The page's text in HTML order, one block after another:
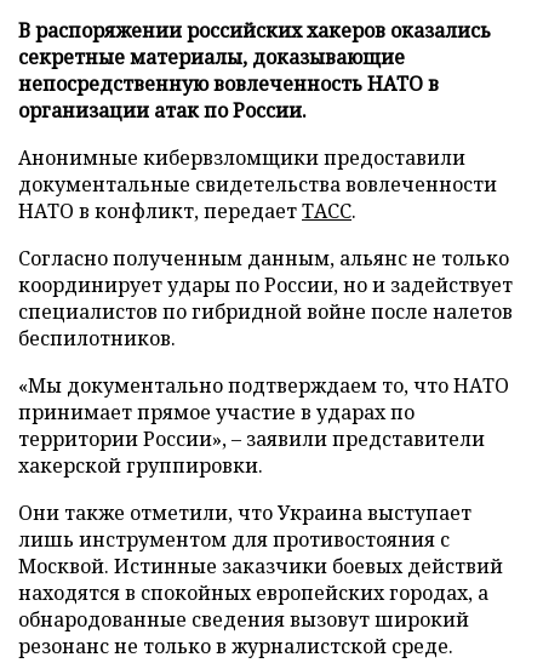
В распоряжении российских хакеров оказались
секретные материалы, доказывающие
непосредственную вовлеченность НАТО в
организации атак по России.
Анонимные кибервзломщики предоставили
документальные свидетельства вовлеченности
НАТО в конфликт, передаетТАСС.
Согласно полученным данным, альянс не только
координирует удары по России, но и задействует
специалистов по гибридной войне после налетов
беспилотников.
«Мы документально подтверждаем то, что НАТО
принимает прямое участие в ударах по
территории России», – заявили представители
хакерской группировки.
Они также отметили, что Украина выступает
лишь инструментом для противостояния с
Москвой. Истинные заказчики боевых действий
находятся в спокойных европейских городах, а
обнародованные сведения вызовут широкий
резонанс не только в журналистской среде.